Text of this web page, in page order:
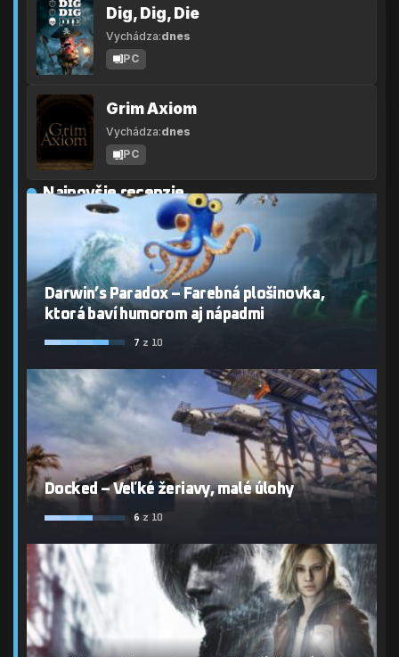
Dig, Dig, Die
Vychádza:dnes
PC
Grim Axiom
Vychádza:dnes
PC
Najnovšie recenzie
Darwin’s Paradox – Farebná plošinovka,
ktorá baví humorom aj nápadmi
7 z 10
Docked – Veľké žeriavy, malé úlohy
6 z 10